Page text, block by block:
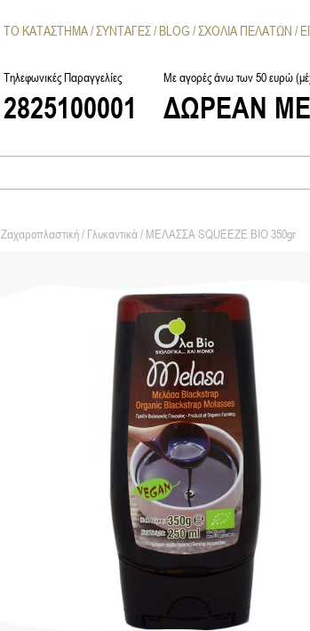
Τηλεφωνικές Παραγγελίες
2825100001
Με αγορές άνω των 50 ευρώ
ΔΩΡΕΑΝ
ΤΟ ΚΑΤΑΣΤΗΜΑ ΣΥΝΤΑΓΕΣ BLOG ΣΧΟΛΙΑ ΠΕΛΑΤΩΝ
Ζαχαροπλαστική/ Γλυκαντικά/ ΜΕΛΑΣΣΑ SQUEEZE ΒΙΟ 350gr